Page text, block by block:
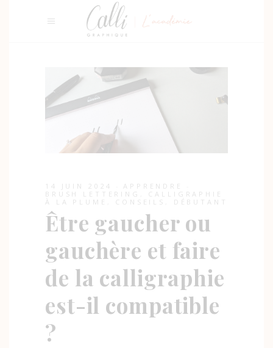
14 JUIN 2024
APPRENDRE
BRUSH LETTERING
CALLIGRAPHIE
À LA PLUME
CONSEILS DÉBUTANT
Être gaucher ou
gauchère et faire
de la calligraphie
est-il compatible
?